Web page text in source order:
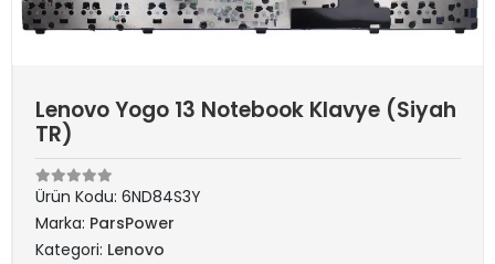
Lenovo Yogo 13 Notebook Klavye (Siyah
TR)
Ürün Kodu: 6ND84S3Y
Marka: ParsPower
Kategori: Lenovo